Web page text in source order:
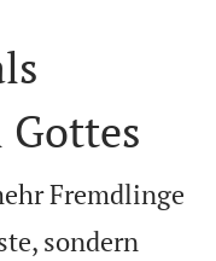
Fremdlinge
sondern